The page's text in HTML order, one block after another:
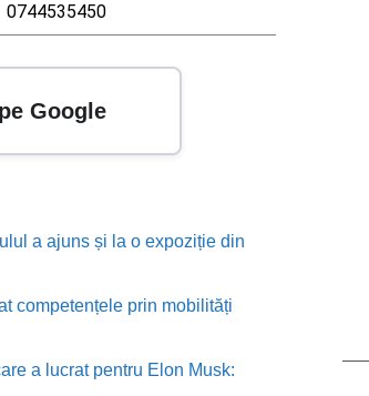
0744535450
Google
a ajuns și la o expoziție din
competențele prin mobilități
a lucrat pentru Elon Musk: